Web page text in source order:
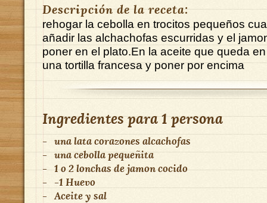
Descripción de la receta:
rehogar la cebolla en trocitos pequeños
añadir las alchachofas escurridas y el
poner en el plato.En la aceite que queda
una tortilla francesa y poner por encima
Ingredientes para1 persona
- una lata corazones alcachofas
- una cebolla pequeñita
- 1 o 2 lonchas de jamon cocido
- -1 Huevo
- Aceite y sal